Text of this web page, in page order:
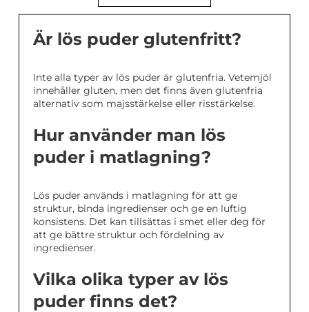
Är lös puder glutenfritt?
Inte alla typer av lös puder är glutenfria. Vetemjöl
innehåller gluten, men det finns även glutenfria
alternativ som majsstärkelse eller risstärkelse.
Hur använder man lös
puder i matlagning?
Lös puder används i matlagning för att ge
struktur, binda ingredienser och ge en luftig
konsistens. Det kan tillsättas i smet eller deg för
att ge bättre struktur och fördelning av
ingredienser.
Vilka olika typer av lös
puder finns det?